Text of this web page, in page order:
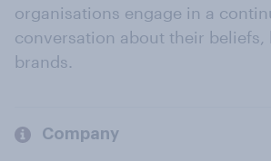
organisations engage in a
conversation about their beliefs,
brands.
Company